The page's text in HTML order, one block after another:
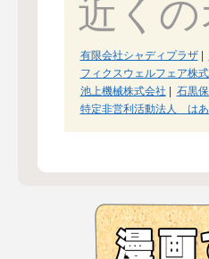
近く
有限会社シャディプラザ|
フィクスウェルフェア株
池上機械株式会社
石黒
特定非営利活動法人 は